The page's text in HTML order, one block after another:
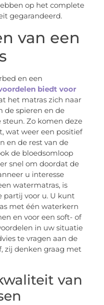
op het complete
gegarandeerd.
van een
en een
biedt voor
het matras zich naar
de spieren en de
Zo komen deze
wat weer een positief
en de rest van de
de bloedsomloop
snel om doordat de
u interesse
watermatras, is
partij voor u. U kunt
met één waterkern
en voor een soft- of
in uw situatie
te vragen aan de
zij denken graag met
van